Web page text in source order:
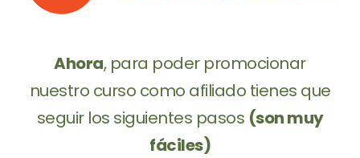
Ahora, para poder promocionar
nuestro curso como afiliado tienes que
seguir los siguientes pasos (son muy
fáciles)